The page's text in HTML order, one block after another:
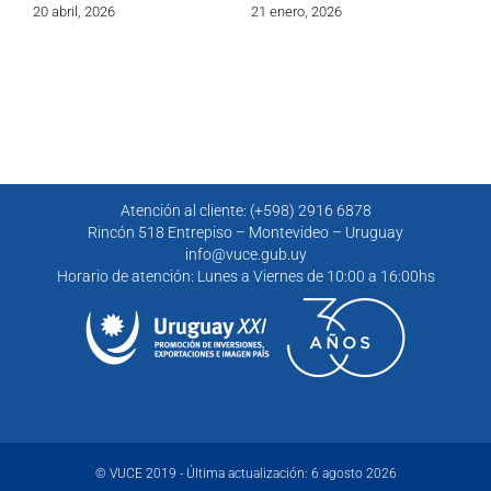
20 abril, 2026 21 enero, 2026
Atención al cliente: (+598) 2916 6878
Rincón 518 Entrepiso – Montevideo – Uruguay
info@vuce.gub.uy
Horario de atención: Lunes a Viernes de 10:00 a 16:00hs
© VUCE 2019 - Última actualización: 6 agosto 2026